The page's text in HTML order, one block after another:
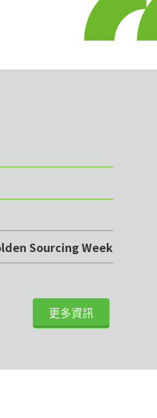
Sourcing Week
更多資訊